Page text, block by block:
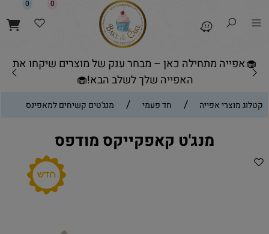
🧁אפייה מתחילה כאן – מבחר ענק של מוצרים שיקחו את
האפייה שלך לשלב הבא!🧁
0 0
קטלוג מוצרי אפייה / חד פעמי / מנג'טים קשיחים למאפינס
מנג'ט קאפקייקס מודפס